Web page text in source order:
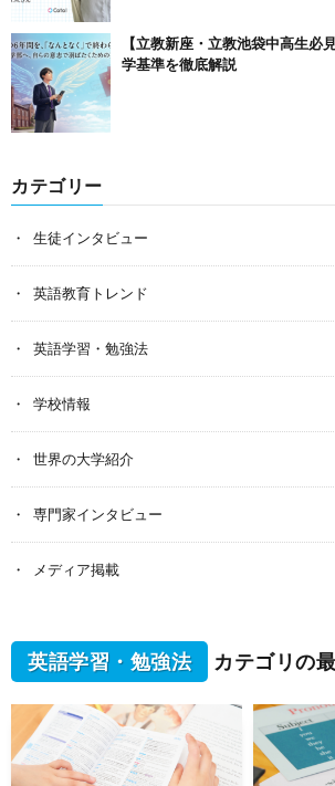
【立教新座・立教池袋中高生必
学基準を徹底解説
カテゴリー
生徒インタビュー
英語教育トレンド
英語学習・勉強法
学校情報
世界の大学紹介
専門家インタビュー
メディア掲載
英語学習・勉強法 カテゴリの